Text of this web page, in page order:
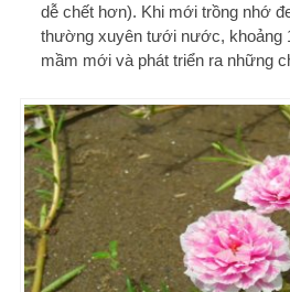
dễ chết hơn). Khi mới trồng nhớ
thường xuyên tưới nước, khoảng
mầm mới và phát triển ra những